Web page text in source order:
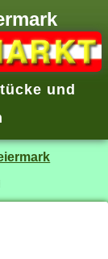
und